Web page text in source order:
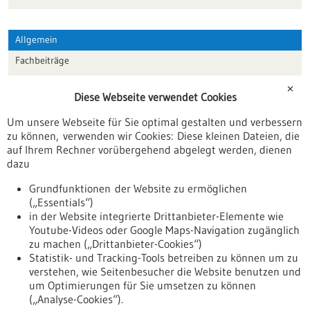
Allgemein
Fachbeiträge
Veranstaltungen
Erscheinungsdatum
Nach oben
✕
Diese Webseite verwendet Cookies
Um unsere Webseite für Sie optimal gestalten und verbessern
zu können, verwenden wir Cookies: Diese kleinen Dateien, die
auf Ihrem Rechner vorübergehend abgelegt werden, dienen
dazu
Grundfunktionen der Website zu ermöglichen
(„Essentials“)
in der Website integrierte Drittanbieter-Elemente wie
Youtube-Videos oder Google Maps-Navigation zugänglich
zu machen („Drittanbieter-Cookies“)
Statistik- und Tracking-Tools betreiben zu können um zu
verstehen, wie Seitenbesucher die Website benutzen und
um Optimierungen für Sie umsetzen zu können
(„Analyse-Cookies“).